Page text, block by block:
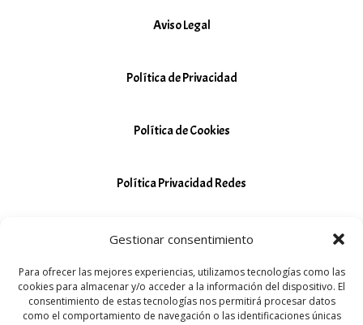
Gestionar consentimiento
Para ofrecer las mejores experiencias, utilizamos tecnologías como las
cookies para almacenar y/o acceder a la información del dispositivo. El
consentimiento de estas tecnologías nos permitirá procesar datos
como el comportamiento de navegación o las identificaciones únicas
Aviso Legal
Política de Privacidad
Política de Cookies
Política Privacidad Redes
© 2024 Tarot Aurora
Coste de la llamada al 94 494 63 19 / 96 653 91 22,
sin coste adicional, según tu tarifa telefónica
contratada